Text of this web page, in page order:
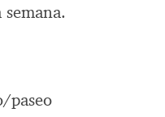
paseo